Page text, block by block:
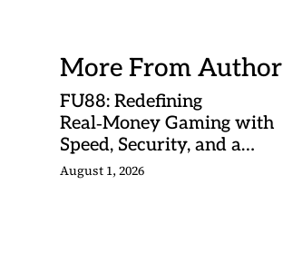
More From Author
FU88: Redefining
Real‑Money Gaming with
Speed, Security, and a
Malaysian Heartbeat
August 1, 2026